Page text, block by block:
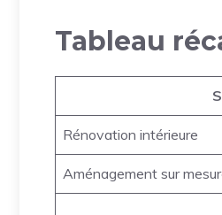
Tableau
Rénovation intérieure
Aménagement sur